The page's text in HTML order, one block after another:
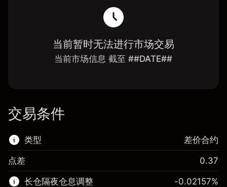
当前暂时无法进行市场交易
当前市场信息 截至 ##DATE##
交易条件
类型
该金融市场可进行差价合约交易。
差价合约
点差 0.37
长仓隔夜仓息调整 -0.02157%